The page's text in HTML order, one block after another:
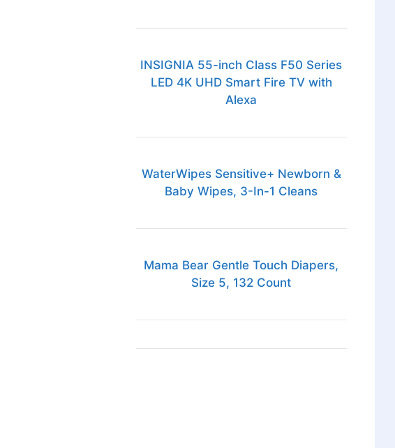
INSIGNIA 55-inch Class F50 Series
LED 4K UHD Smart Fire TV with
Alexa
WaterWipes Sensitive+ Newborn &
Baby Wipes, 3-In-1 Cleans
Mama Bear Gentle Touch Diapers,
Size 5, 132 Count